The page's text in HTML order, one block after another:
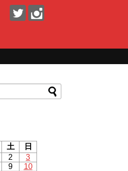
土
日
2
3
9
10